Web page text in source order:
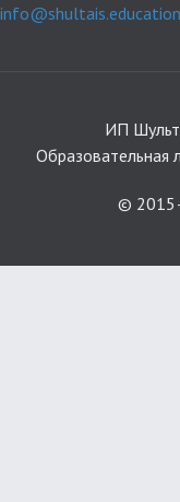
info@shultais.education
ИП
©